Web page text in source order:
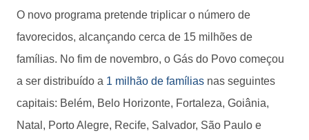
O novo programa pretende triplicar o número de
favorecidos, alcançando cerca de 15 milhões de
famílias. No fim de novembro, o Gás do Povo começou
a ser distribuído a 1 milhão de famílias nas seguintes
capitais: Belém, Belo Horizonte, Fortaleza, Goiânia,
Natal, Porto Alegre, Recife, Salvador, São Paulo e